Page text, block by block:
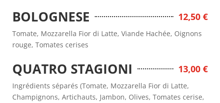
BOLOGNESE 12,50 €
Tomate, Mozzarella Fior di Latte, Viande Hachée, Oignons
rouge, Tomates cerises
QUATRO STAGIONI 13,00 €
Ingrédients séparés (Tomate, Mozzarella Fior di Latte,
Champignons, Artichauts, Jambon, Olives, Tomates cerise,